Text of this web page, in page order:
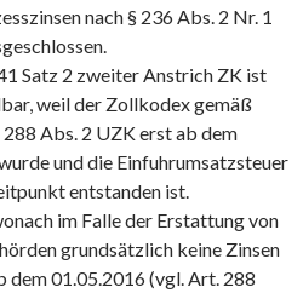
nach § 236 Abs. 2 Nr. 1
Satz 2 zweiter Anstrich ZK ist
weil der Zollkodex gemäß
Abs. 2 UZK erst ab dem
und die Einfuhrumsatzsteuer
entstanden ist.
im Falle der Erstattung von
grundsätzlich keine Zinsen
dem 01.05.2016 (vgl. Art. 288